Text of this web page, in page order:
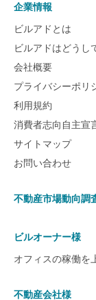
企業情報
ビルアドとは
ビルアドはどうし
会社概要
プライバシーポリ
利用規約
消費者志向自主宣
サイトマップ
お問い合わせ
不動産市場動向調
ビルオーナー様
オフィスの稼働を
不動産会社様